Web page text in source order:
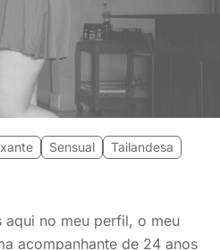
Sensual
Tailandesa
no meu perfil, o meu
acompanhante de 24 anos